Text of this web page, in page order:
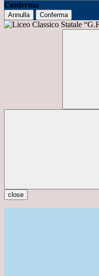
Conferma
Annulla Conferma
close